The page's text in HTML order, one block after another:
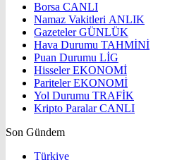
Borsa CANLI
Namaz Vakitleri ANLIK
GazetelerGÜNLÜK
Hava Durumu TAHMİNİ
Puan Durumu LİG
HisselerEKONOMİ
ParitelerEKONOMİ
Yol Durumu TRAFİK
Kripto ParalarCANLI
Son Gündem
Türkiye